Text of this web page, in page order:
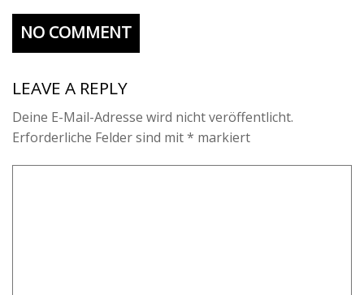
NO COMMENT
LEAVE A REPLY
Deine E-Mail-Adresse wird nicht veröffentlicht.
Erforderliche Felder sind mit* markiert